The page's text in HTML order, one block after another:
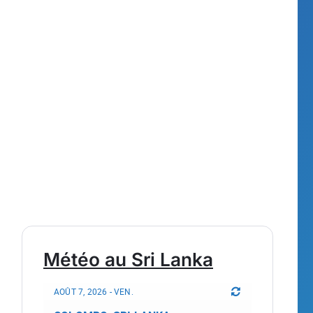
Météo au Sri Lanka
AOÛT 7, 2026 - VEN.